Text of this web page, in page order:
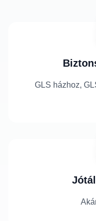
GLS házhoz,